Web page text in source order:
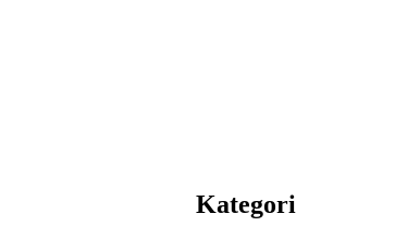
Kategori